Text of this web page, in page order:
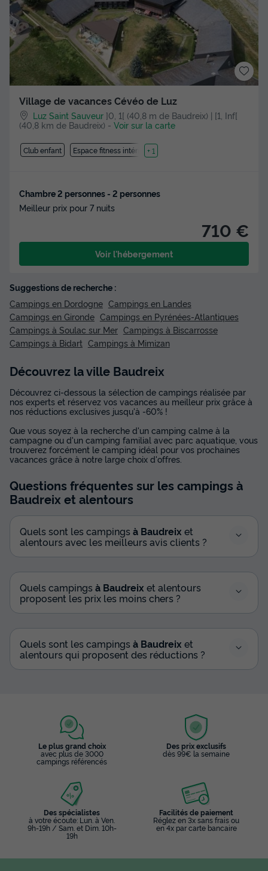
Village de vacances Cévéo de Luz
Luz Saint Sauveur ]0, 1[ (40,8 m de Baudreix) | [1, Inf[
(40,8 km de Baudreix) - Voir sur la carte
Club enfant Espace fitness intérieure
+ 1
Chambre 2 personnes - 2 personnes
Meilleur prix pour 7 nuits
710 €
Voir l'hébergement
Suggestions de recherche :
Campings en Dordogne Campings en Landes
Campings en Gironde Campings en Pyrénées-Atlantiques
Campings à Soulac sur Mer Campings à Biscarrosse
Campings à Bidart Campings à Mimizan
Découvrez la ville Baudreix
Découvrez ci-dessous la sélection de campings réalisée par
nos experts et réservez vos vacances au meilleur prix grâce à
nos réductions exclusives jusqu'à -60% !
Que vous soyez à la recherche d'un camping calme à la
campagne ou d'un camping familial avec parc aquatique, vous
trouverez forcément le camping idéal pour vos prochaines
vacances grâce à notre large choix d'offres.
Questions fréquentes sur les campings à
Baudreix et alentours
Quels sont les campings à Baudreix et
alentours avec les meilleurs avis clients ?
Quels campings à Baudreix et alentours
proposent les prix les moins chers ?
Quels sont les campings à Baudreix et
alentours qui proposent des réductions ?
Le plus grand choix
avec plus de 3000
campings référencés
Des prix exclusifs
dès 99€ la semaine
Des spécialistes
à votre écoute: Lun. à Ven.
9h-19h / Sam. et Dim. 10h-
19h
Facilités de paiement
Réglez en 3x sans frais ou
en 4x par carte bancaire